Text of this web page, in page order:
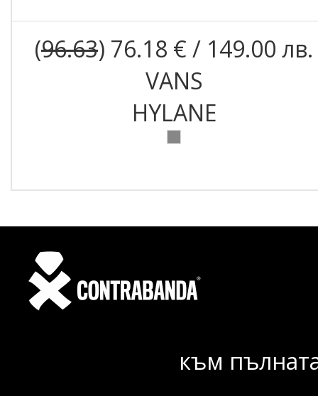
(96.63) 76.18 € / 149.00 лв.
VANS
HYLANE
към